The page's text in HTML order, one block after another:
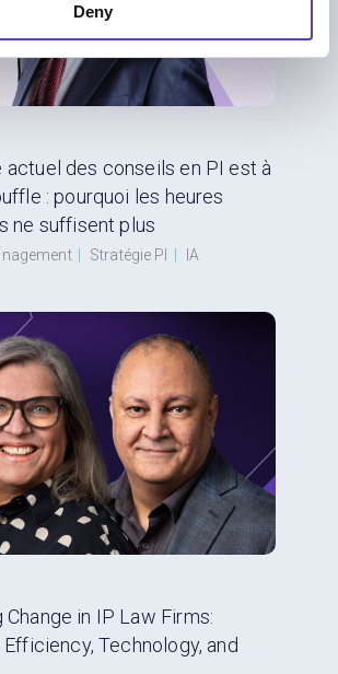
Deny
actuel des conseils en PI est à
: pourquoi les heures
ne suffisent plus
Stratégie PI IA
in IP Law Firms:
Technology, and